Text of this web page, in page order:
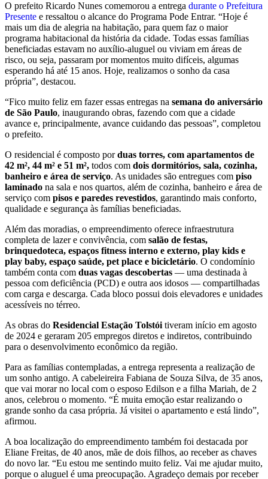
O prefeito Ricardo Nunes comemorou a entrega durante o Prefeitura
Presente e ressaltou o alcance do Programa Pode Entrar. “Hoje é
mais um dia de alegria na habitação, para quem faz o maior
programa habitacional da história da cidade. Todas essas famílias
beneficiadas estavam no auxílio-aluguel ou viviam em áreas de
risco, ou seja, passaram por momentos muito difíceis, algumas
esperando há até 15 anos. Hoje, realizamos o sonho da casa
própria”, destacou.
“Fico muito feliz em fazer essas entregas na semana do aniversário
de São Paulo, inaugurando obras, fazendo com que a cidade
avance e, principalmente, avance cuidando das pessoas”, completou
o prefeito.
O residencial é composto porduas torres, com apartamentos de
42 m², 44 m² e 51 m², todos com dois dormitórios, sala, cozinha,
banheiro e área de serviço. As unidades são entregues com piso
laminado na sala e nos quartos, além de cozinha, banheiro e área de
serviço com pisos e paredes revestidos, garantindo mais conforto,
qualidade e segurança às famílias beneficiadas.
Além das moradias, o empreendimento oferece infraestrutura
completa de lazer e convivência, com salão de festas,
brinquedoteca, espaços fitness interno e externo, play kids e
play baby, espaço saúde, pet place e bicicletário. O condomínio
também conta com duas vagas descobertas — uma destinada à
pessoa com deficiência (PCD) e outra aos idosos — compartilhadas
com carga e descarga. Cada bloco possui dois elevadores e unidades
acessíveis no térreo.
As obras do Residencial Estação Tolstói tiveram início em agosto
de 2024 e geraram 205 empregos diretos e indiretos, contribuindo
para o desenvolvimento econômico da região.
Para as famílias contempladas, a entrega representa a realização de
um sonho antigo. A cabeleireira Fabiana de Souza Silva, de 35 anos,
que vai morar no local com o esposo Edilson e a filha Mariah, de 2
anos, celebrou o momento. “É muita emoção estar realizando o
grande sonho da casa própria. Já visitei o apartamento e está lindo”,
afirmou.
A boa localização do empreendimento também foi destacada por
Eliane Freitas, de 40 anos, mãe de dois filhos, ao receber as chaves
do novo lar. “Eu estou me sentindo muito feliz. Vai me ajudar muito,
porque o aluguel é uma preocupação. Agradeço demais por receber